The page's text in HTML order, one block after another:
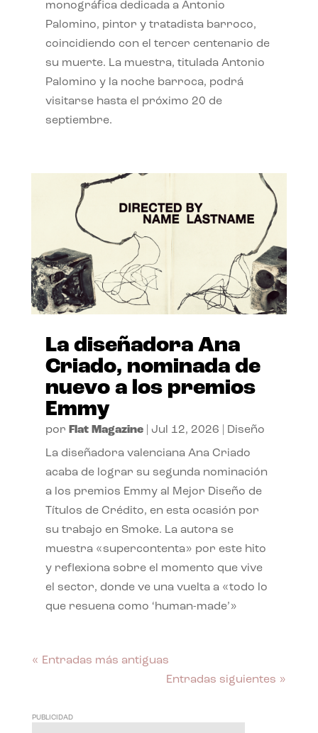
monográfica dedicada a Antonio
Palomino, pintor y tratadista barroco,
coincidiendo con el tercer centenario de
su muerte. La muestra, titulada Antonio
Palomino y la noche barroca, podrá
visitarse hasta el próximo 20 de
septiembre.
La diseñadora Ana
Criado, nominada de
nuevo a los premios
Emmy
por Flat Magazine| Jul 12, 2026 Diseño
La diseñadora valenciana Ana Criado
acaba de lograr su segunda nominación
a los premios Emmy al Mejor Diseño de
Títulos de Crédito, en esta ocasión por
su trabajo en Smoke. La autora se
muestra «supercontenta» por este hito
y reflexiona sobre el momento que vive
el sector, donde ve una vuelta a «todo lo
que resuena como ‘human-made’»
« Entradas más antiguas
Entradas siguientes »
PUBLICIDAD